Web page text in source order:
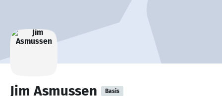
Jim Asmussen Basis